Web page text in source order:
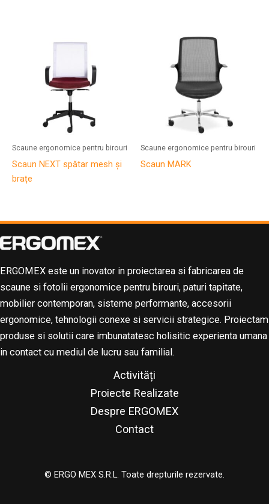
Scaune ergonomice pentru birouri
Scaun NEXT spătar mesh și
brațe
Scaune ergonomice pentru birouri
Scaun MARK
ERGOMEX este un inovator in proiectarea si fabricarea de
scaune si fotolii ergonomice pentru birouri, paturi tapitate,
mobilier contemporan, sisteme performante, accesorii
ergonomice, tehnologii conexe si servicii strategice. Proiectam
produse si solutii care imbunatatesc holisitic experienta umana
in contact cu mediul de lucru sau familial.
Activități
Proiecte Realizate
Despre ERGOMEX
Contact
© ERGO MEX S.R.L. Toate drepturile rezervate.